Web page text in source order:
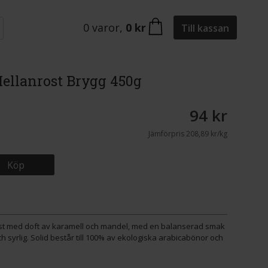
0 varor, 0 kr Till kassan
Brygg 450g
94 kr
Jämförpris208,89 kr/kg
Köp
med doft av karamell och mandel, med en balanserad smak
syrlig. Solid består till 100% av ekologiska arabicabönor och